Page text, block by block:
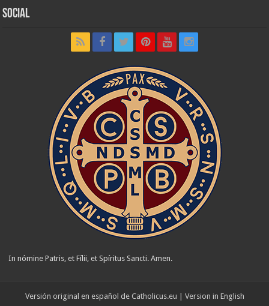
Social
In nómine Patris, et Fílii, et Spíritus Sancti. Amen.
Versión original en español de Catholicus.eu | Version in English